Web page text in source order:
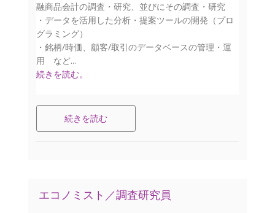
融商品会計の調査・研究、並びにその調査・研究
・データを活用した分析・提案ツールの開発（プロ
グラミング）
・銘柄/時価、顧客/取引のデータベースの管理・運
用 など...
続きを読む。
続きを読む
エコノミスト／調査研究員